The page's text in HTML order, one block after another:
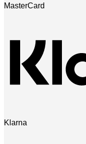
MasterCard
Klarna